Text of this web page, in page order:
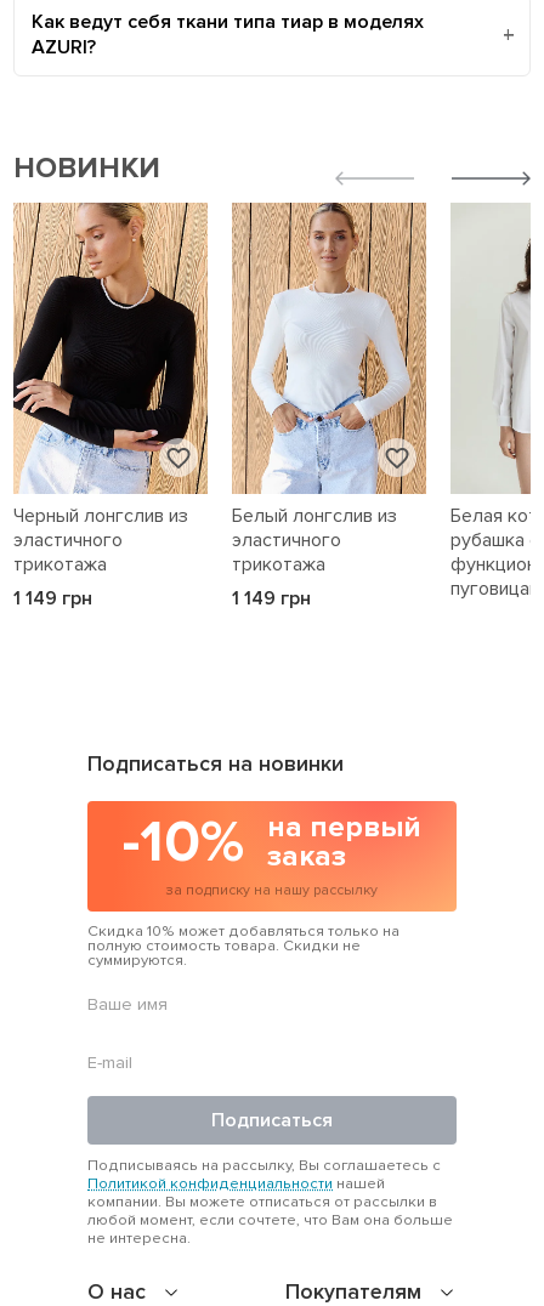
Как ведут себя ткани типа тиар в моделях
AZURI?
НОВИНКИ
Черный лонгслив из
эластичного
трикотажа
1 149 грн
Белый лонгслив из
эластичного
трикотажа
1 149 грн
Белая
рубашка с
О нас Покупателям
Подписаться на новинки
-10%
на первый
заказ
за подписку на нашу рассылку
Скидка 10% может добавляться только на
полную стоимость товара. Скидки не
суммируются.
Подписаться
Подписываясь на рассылку, Вы соглашаетесь с
Политикой конфиденциальности нашей
компании. Вы можете отписаться от рассылки в
любой момент, если сочтете, что Вам она больше
не интересна.